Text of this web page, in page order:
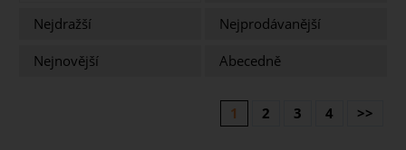
Nejdražší
Nejprodávanější
Nejnovější
Abecedně
1 2 3 4 >>